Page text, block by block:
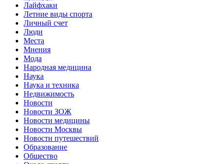
Лайфхаки
Летние виды спорта
Личный счет
Люди
Места
Мнения
Мода
Народная медицина
Наука
Наука и техника
Недвижимость
Новости
Новости ЗОЖ
Новости медицины
Новости Москвы
Новости путешествий
Образование
Общество